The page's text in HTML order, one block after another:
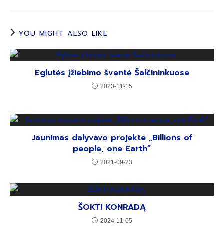
YOU MIGHT ALSO LIKE
Eglutės įžiebimo šventė Šalčininkuose
2023-11-15
Jaunimas dalyvavo projekte „Billions of
people, one Earth”
2021-09-23
ŠOKTI KONRADĄ
2024-11-05